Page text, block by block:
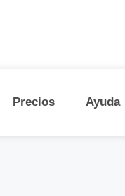
Precios Ayuda